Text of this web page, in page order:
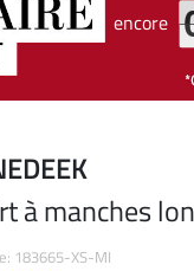
encore
à manches
183665-XS-MI